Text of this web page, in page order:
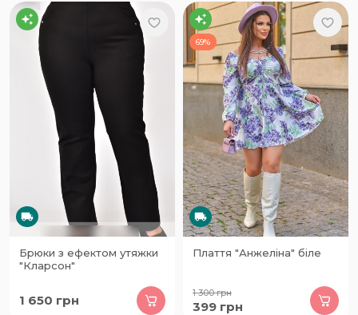
Брюки з ефектом утяжки
"Кларсон"
1 650 грн
69%
Плаття "Анжеліна" біле
1 300грн
399 грн